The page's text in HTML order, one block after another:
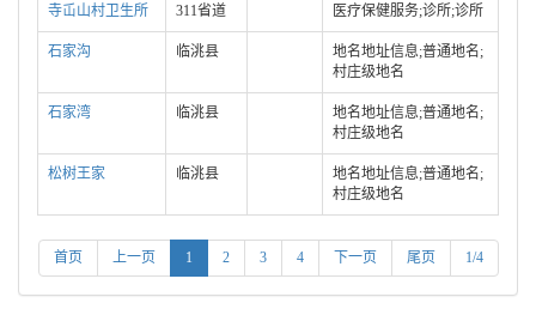
寺屲山村卫生所 311省道 医疗保健服务;诊所;诊所
石家沟 临洮县
地名地址信息;普通地名;
村庄级地名
石家湾 临洮县
地名地址信息;普通地名;
村庄级地名
松树王家 临洮县
地名地址信息;普通地名;
村庄级地名
首页 上一页 1 2 3 4 下一页 尾页 1/4